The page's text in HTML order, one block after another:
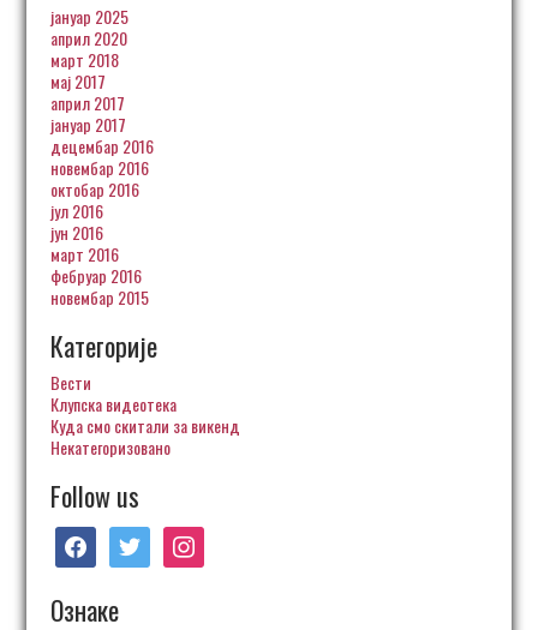
јануар 2025
април 2020
март 2018
мај 2017
април 2017
јануар 2017
децембар 2016
новембар 2016
октобар 2016
јул 2016
јун 2016
март 2016
фебруар 2016
новембар 2015
Категорије
Вести
Клупска видеотека
Куда смо скитали за викенд
Некатегоризовано
Follow us
facebooktwitter instagram
Ознаке